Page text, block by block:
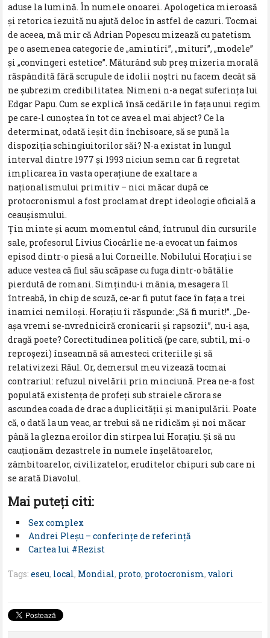
aduse la lumină. În numele onoarei. Apologetica mieroasă
și retorica iezuită nu ajută deloc în astfel de cazuri. Tocmai
de aceea, mă mir că Adrian Popescu mizează cu patetism
pe o asemenea categorie de „amintiri”, „mituri”, „modele”
și „convingeri estetice”. Măturând sub preș mizeria morală
răspândită fără scrupule de idolii noștri nu facem decât să
ne șubrezim credibilitatea. Nimeni n-a negat suferința lui
Edgar Papu. Cum se explică însă cedările în fața unui regim
pe care-l cunoștea în tot ce avea el mai abject? Ce la
determinat, odată ieșit din închisoare, să se pună la
dispoziția schingiuitorilor săi? N-a existat în lungul
interval dintre 1977 și 1993 niciun semn car fi regretat
implicarea în vasta operațiune de exaltare a
naționalismului primitiv – nici măcar după ce
protocronismul a fost proclamat drept ideologie oficială a
ceaușismului.
Țin minte și acum momentul când, întrunul din cursurile
sale, profesorul Livius Ciocârlie ne-a evocat un faimos
episod dintr-o piesă a lui Corneille. Nobilului Horațiu i se
aduce vestea că fiul său scăpase cu fuga dintr-o bătălie
pierdută de romani. Simțindu-i mânia, mesagera îl
întreabă, în chip de scuză, ce-ar fi putut face în fața a trei
inamici nemiloși. Horațiu îi răspunde: „Să fi murit!”. „De-
așa vremi se-nvredniciră cronicarii și rapsozii”, nu-i așa,
dragă poete? Corectitudinea politică (pe care, subtil, mi-o
reproșezi) înseamnă să amesteci criteriile și să
relativizezi Răul. Or, demersul meu vizează tocmai
contrariul: refuzul nivelării prin minciună. Prea ne-a fost
populată existența de profeți sub straiele cărora se
ascundea coada de drac a duplicității și manipulării. Poate
că, o dată la un veac, ar trebui să ne ridicăm și noi măcar
până la glezna eroilor din stirpea lui Horațiu. Și să nu
cauționăm dezastrele în numele înșelătoarelor,
zâmbitoarelor, civilizatelor, eruditelor chipuri sub care ni
se arată Diavolul.
Mai puteţi citi:
Sex complex
Andrei Pleșu – conferințe de referință
Cartea lui #Rezist
Tags:eseu, local, Mondial, proto, protocronism,valori